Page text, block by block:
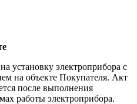
установку электроприбора с
на объекте Покупателя. Акт
после выполнения
работы электроприбора.